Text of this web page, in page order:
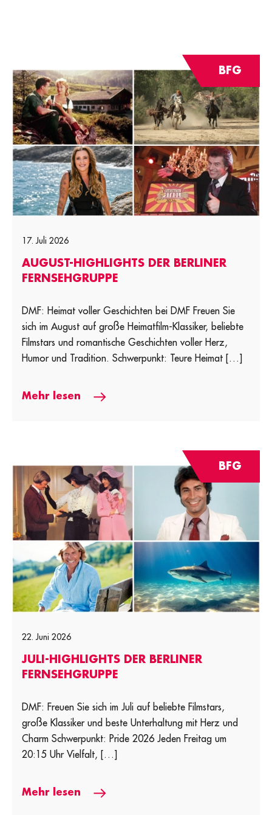
BFG
17. Juli 2026
AUGUST-HIGHLIGHTS DER BERLINER
FERNSEHGRUPPE
DMF: Heimat voller Geschichten bei DMF Freuen Sie
sich im August auf große Heimatfilm-Klassiker, beliebte
Filmstars und romantische Geschichten voller Herz,
Humor und Tradition. Schwerpunkt: Teure Heimat […]
Mehr lesen
BFG
22. Juni 2026
JULI-HIGHLIGHTS DER BERLINER
FERNSEHGRUPPE
DMF: Freuen Sie sich im Juli auf beliebte Filmstars,
große Klassiker und beste Unterhaltung mit Herz und
Charm Schwerpunkt: Pride 2026 Jeden Freitag um
20:15 Uhr Vielfalt, […]
Mehr lesen